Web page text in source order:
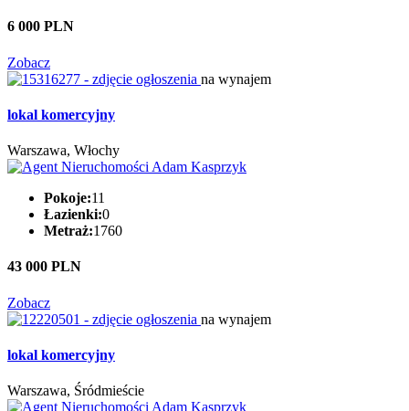
6 000 PLN
Zobacz
na wynajem
lokal komercyjny
Warszawa, Włochy
Pokoje:11
Łazienki:0
Metraż:1760
43 000 PLN
Zobacz
na wynajem
lokal komercyjny
Warszawa, Śródmieście